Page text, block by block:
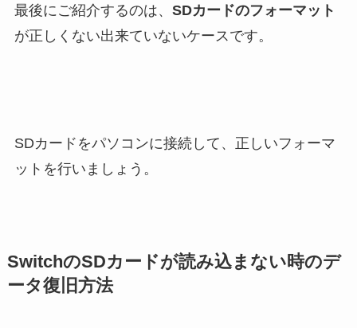
最後にご紹介するのは、 SDカードのフォーマット
が正しくない出来ていないケースです。
SDカードをパソコンに接続して、正しいフォーマ
ットを行いましょう。
SwitchのSDカードが読み込まない時のデ
ータ復旧方法